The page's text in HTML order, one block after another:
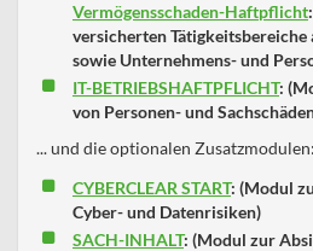
Vermögensschaden-Haftpflicht
versicherten
sowie Unternehmens- und
IT-BETRIEBSHAFTPFLICHT:
von Personen- und
... und die optionalen Zusatzmodulen:
CYBERCLEAR START: (Modul
Cyber- und Datenrisiken)
SACH-INHALT: (Modul zur